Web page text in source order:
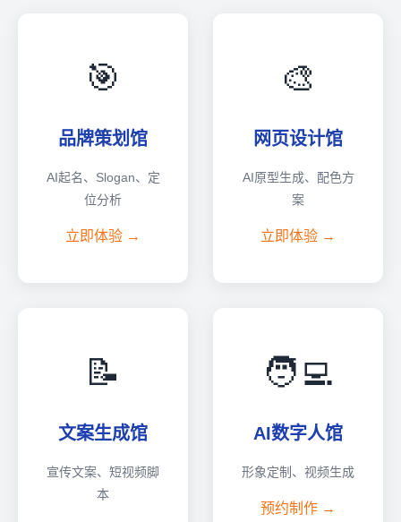
🎯
品牌策划馆
AI起名、Slogan、定
位分析
立即体验 →
🎨
网页设计馆
AI原型生成、配色方
案
立即体验 →
📝
文案生成馆
宣传文案、短视频脚
本
🧑‍💻
AI数字人馆
形象定制、视频生成
预约制作 →